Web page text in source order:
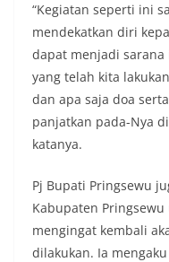
“Kegiatan seperti ini
mendekatkan diri
dapat menjadi
yang telah kita
dan apa saja doa
panjatkan pada-Nya
katanya.
Pj Bupati Pringsewu
Kabupaten
mengingat kembali
dilakukan. Ia